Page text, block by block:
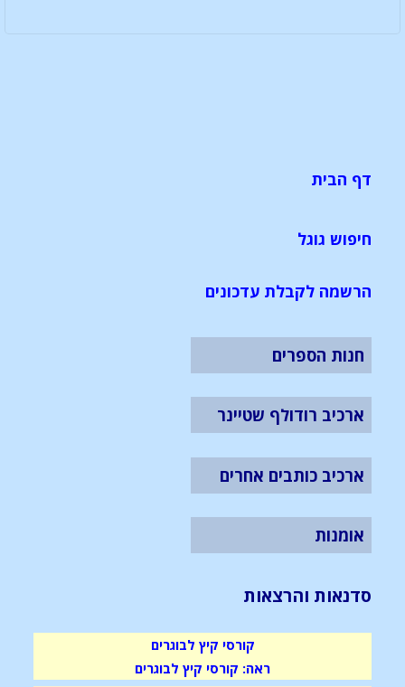
דף הבית
חיפוש גוגל
הרשמה לקבלת עדכונים
חנות הספרים
ארכיב רודולף שטיינר
ארכיב כותבים אחרים
אומנות
סדנאות והרצאות
קורסי קיץ לבוגרים
ראה: קורסי קיץ לבוגרים